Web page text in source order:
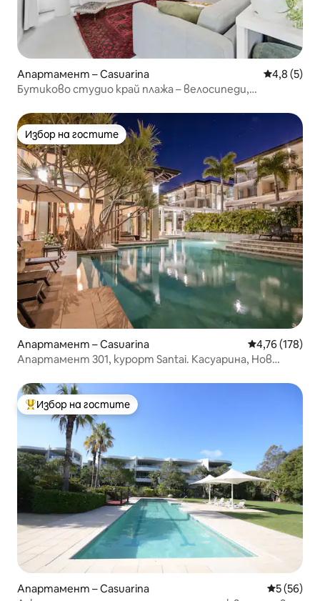
Апартамент – Casuarina Средна
4,8 (5)
Бутиково студио край плажа – велосипеди,
Избор на гостите
Избор на гостите
Апартамент – Casuarina Средна
4,76 (178)
Апартамент 301, курорт Santai. Касуарина, Нов
Най-популярен избор на гостите
Избор на гостите
Апартамент – Casuarina Средна
5 (56)